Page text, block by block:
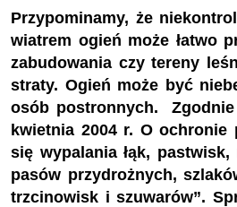
Przypominamy, że
wiatrem ogień może łatwo
zabudowania czy tereny
straty. Ogień może być
osób postronnych.
kwietnia 2004 r. O ochronie
się wypalania łąk,
pasów przydrożnych,
trzcinowisk i szuwarów”.